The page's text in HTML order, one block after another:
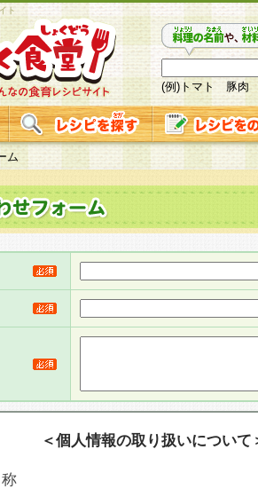
ト
(例)トマト 豚肉
ム
＜個人情報の取り扱いについて